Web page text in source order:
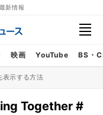
新情報
映画 YouTube BS・
示する方法
Together #